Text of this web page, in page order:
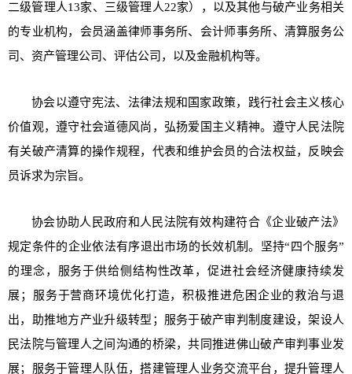
二级管理人13家、三级管理人22家），以及其他与破产业务相关
的专业机构，会员涵盖律师事务所、会计师事务所、清算服务公
司、资产管理公司、评估公司，以及金融机构等。
协会以遵守宪法、法律法规和国家政策，践行社会主义核心
价值观，遵守社会道德风尚，弘扬爱国主义精神。遵守人民法院
有关破产清算的操作规程，代表和维护会员的合法权益，反映会
员诉求为宗旨。
协会协助人民政府和人民法院有效构建符合《企业破产法》
规定条件的企业依法有序退出市场的长效机制。坚持“四个服务”
的理念，服务于供给侧结构性改革，促进社会经济健康持续发
展；服务于营商环境优化打造，积极推进危困企业的救治与退
出，助推地方产业升级转型；服务于破产审判制度建设，架设人
民法院与管理人之间沟通的桥梁，共同推进佛山破产审判事业发
展；服务于管理人队伍，搭建管理人业务交流平台，提升管理人